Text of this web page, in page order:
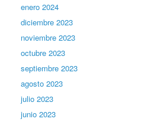
enero 2024
diciembre 2023
noviembre 2023
octubre 2023
septiembre 2023
agosto 2023
julio 2023
junio 2023